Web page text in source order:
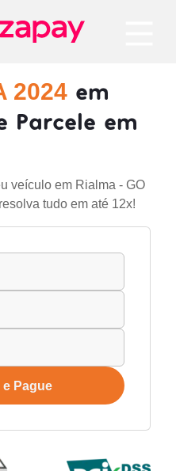
2024 em
Parcele em
veículo em Rialma - GO
tudo em até 12x!
Pague